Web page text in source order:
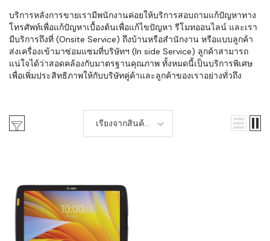
บริการหลังการขายเรามีพนักงานค่อยให้บริการสอบถามแก้ปัญหาทาง
โทรศัพท์เพื่อแก้ปัญหาเบื้องต้นเพื่อแก้ไขปัญหา รีโมทออนไลน์ และเรา
มีบริการถึงที่ (Onsite Service) ถึงบ้านหรือสำนักงาน หรือแบบลูกค้า
ส่งเครื่องเข้ามาซ่อมแซมที่บริษัทฯ (In side Service) ลูกค้าสามารถ
แน่ใจได้ว่าสอดคล้องกับมาตรฐานคุณภาพ ทั้งหมดนี้เป็นบริการพิเศษ
เพื่อเพิ่มประสิทธิภาพให้กับบริษัทคู่ค้าและลูกค้าของเราอย่างทั่วถึง
เรียงจากสินค้า
ใหม่-เก่า